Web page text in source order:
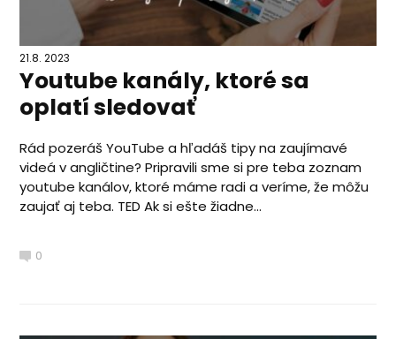
21.8. 2023
Youtube kanály, ktoré sa
oplatí sledovať
Rád pozeráš YouTube a hľadáš tipy na zaujímavé
videá v angličtine? Pripravili sme si pre teba zoznam
youtube kanálov, ktoré máme radi a veríme, že môžu
zaujať aj teba. TED Ak si ešte žiadne...
0